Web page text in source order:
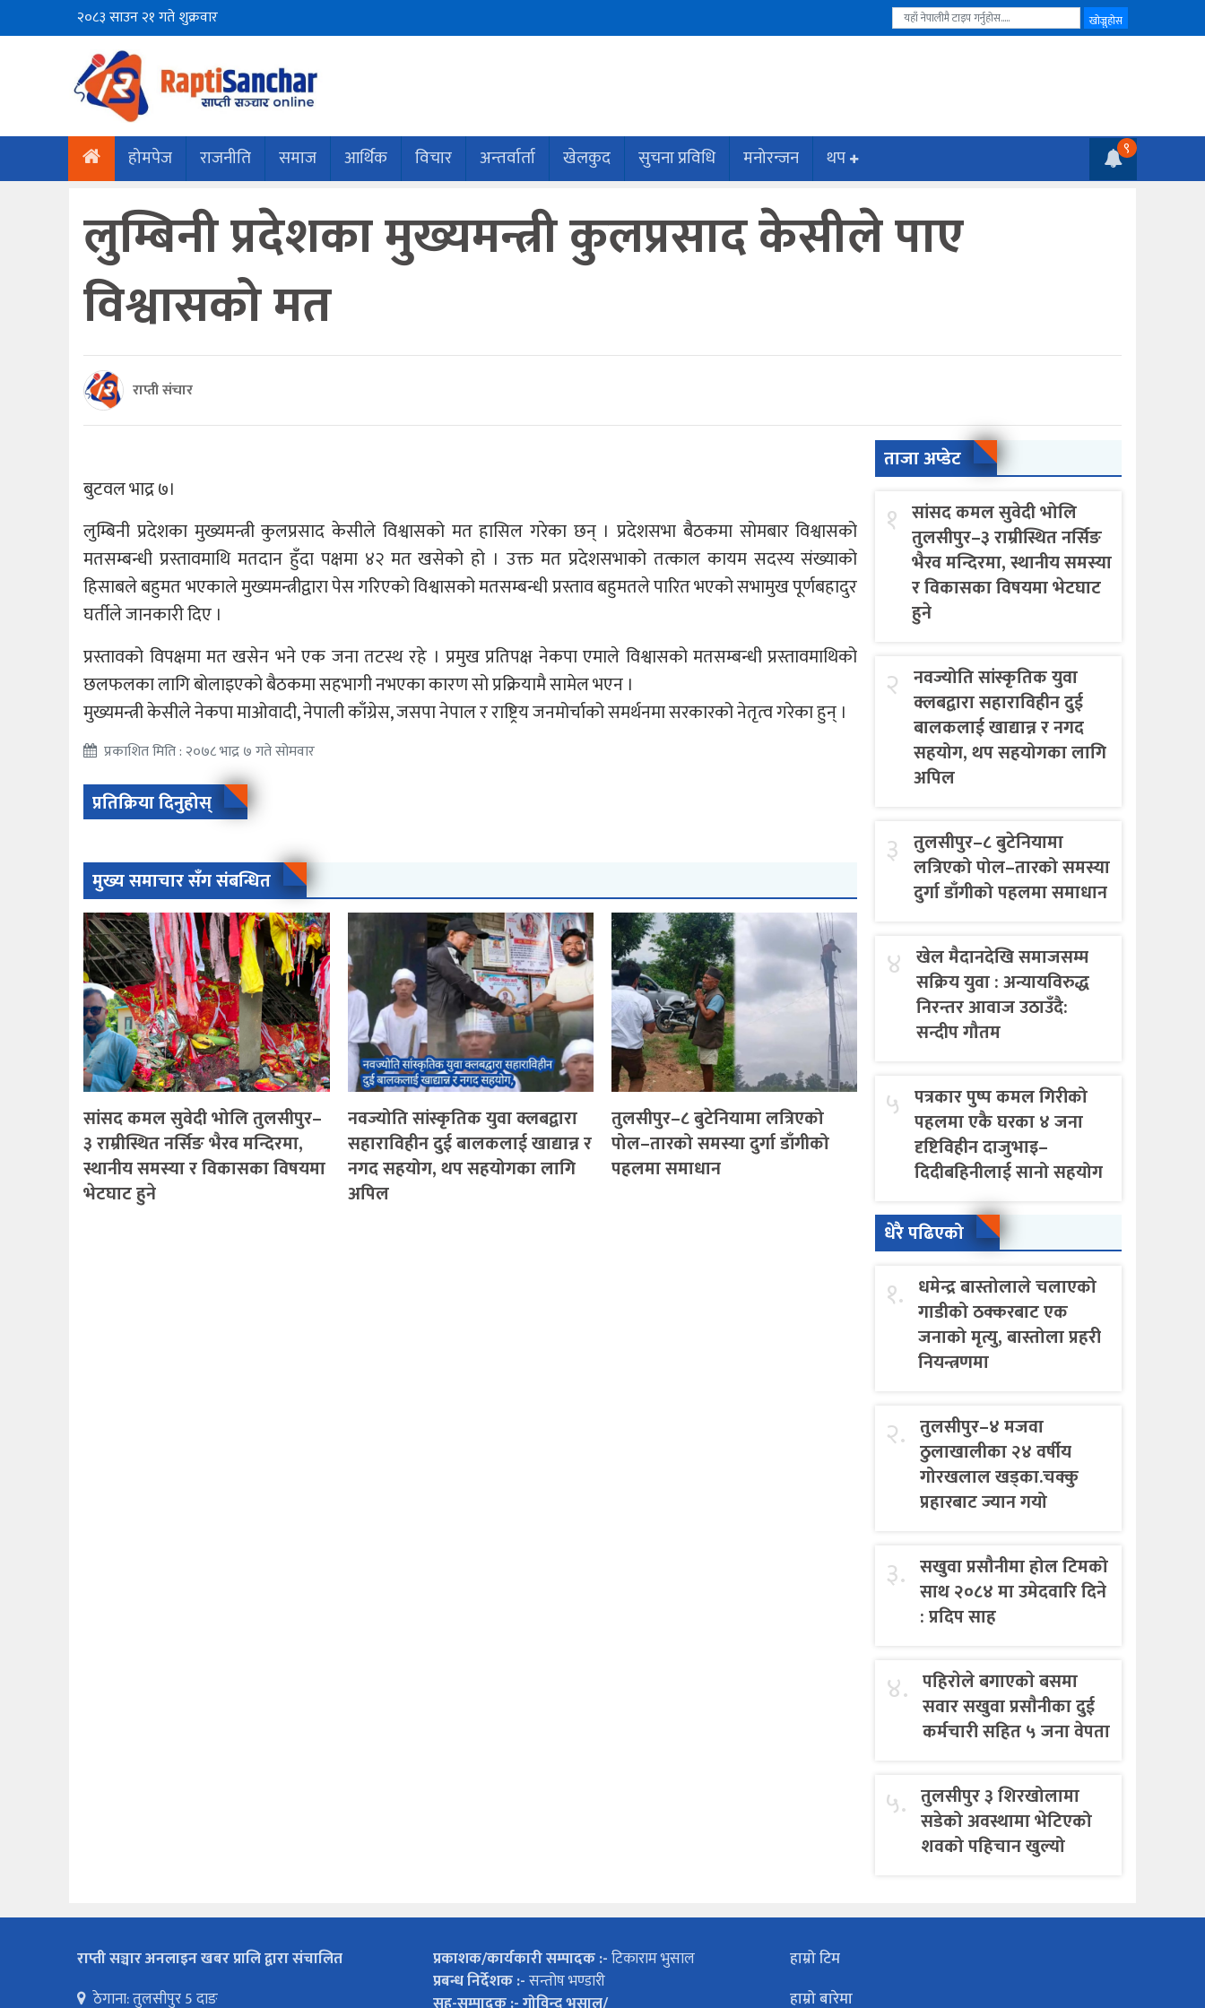
२०८३ साउन २१ गते शुक्रवार
होमपेज राजनीति समाज आर्थिक विचार अन्तर्वार्ता खेलकुद सुचना प्रविधि मनोरन्जन थप ९
लुम्बिनी प्रदेशका मुख्यमन्त्री कुलप्रसाद केसीले पाए
विश्वासको मत
राप्ती संचार
बुटवल भाद्र ७।
लुम्बिनी प्रदेशका मुख्यमन्त्री कुलप्रसाद केसीले विश्वासको मत हासिल गरेका छन् । प्रदेशसभा बैठकमा सोमबार विश्वासको
मतसम्बन्धी प्रस्तावमाथि मतदान हुँदा पक्षमा ४२ मत खसेको हो । उक्त मत प्रदेशसभाको तत्काल कायम सदस्य संख्याको
हिसाबले बहुमत भएकाले मुख्यमन्त्रीद्वारा पेस गरिएको विश्वासको मतसम्बन्धी प्रस्ताव बहुमतले पारित भएको सभामुख पूर्णबहादुर
घर्तीले जानकारी दिए ।
प्रस्तावको विपक्षमा मत खसेन भने एक जना तटस्थ रहे । प्रमुख प्रतिपक्ष नेकपा एमाले विश्वासको मतसम्बन्धी प्रस्तावमाथिको
छलफलका लागि बोलाइएको बैठकमा सहभागी नभएका कारण सो प्रक्रियामै सामेल भएन ।
मुख्यमन्त्री केसीले नेकपा माओवादी, नेपाली काँग्रेस, जसपा नेपाल र राष्ट्रिय जनमोर्चाको समर्थनमा सरकारको नेतृत्व गरेका हुन् ।
प्रकाशित मिति : २०७८ भाद्र ७ गते सोमवार
प्रतिक्रिया दिनुहोस्
मुख्य समाचार सँग संबन्धित
सांसद कमल सुवेदी भोलि तुलसीपुर–
३ राम्रीस्थित नर्सिङ भैरव मन्दिरमा,
स्थानीय समस्या र विकासका विषयमा
भेटघाट हुने
नवज्योति सांस्कृतिक युवा क्लबद्वारा
सहाराविहीन दुई बालकलाई खाद्यान्न र
नगद सहयोग, थप सहयोगका लागि
अपिल
तुलसीपुर–८ बुटेनियामा लत्रिएको
पोल–तारको समस्या दुर्गा डाँगीको
पहलमा समाधान
ताजा अप्डेट
१ सांसद कमल सुवेदी भोलि
तुलसीपुर–३ राम्रीस्थित नर्सिङ
भैरव मन्दिरमा, स्थानीय समस्या
र विकासका विषयमा भेटघाट
हुने
२ नवज्योति सांस्कृतिक युवा
क्लबद्वारा सहाराविहीन दुई
बालकलाई खाद्यान्न र नगद
सहयोग, थप सहयोगका लागि
अपिल
३ तुलसीपुर–८ बुटेनियामा
लत्रिएको पोल–तारको समस्या
दुर्गा डाँगीको पहलमा समाधान
४ खेल मैदानदेखि समाजसम्म
सक्रिय युवा : अन्यायविरुद्ध
निरन्तर आवाज उठाउँदै:
सन्दीप गौतम
५ पत्रकार पुष्प कमल गिरीको
पहलमा एकै घरका ४ जना
दृष्टिविहीन दाजुभाइ–
दिदीबहिनीलाई सानो सहयोग
धेरै पढिएको
१. धमेन्द्र बास्तोलाले चलाएको
गाडीको ठक्करबाट एक
जनाको मृत्यु, बास्तोला प्रहरी
नियन्त्रणमा
२. तुलसीपुर–४ मजवा
ठुलाखालीका २४ वर्षीय
गोरखलाल खड्का.चक्कु
प्रहारबाट ज्यान गयो
३. सखुवा प्रसौनीमा होल टिमको
साथ २०८४ मा उमेदवारि दिने
: प्रदिप साह
४. पहिराेले बगाएकाे बसमा
सवार सखुवा प्रसाैनीका दुई
कर्मचारी सहित ५ जना वेपता
५. तुलसीपुर ३ शिरखोलामा
सडेको अवस्थामा भेटिएको
शवको पहिचान खुल्यो
राप्ती सञ्चार अनलाइन खबर प्रालि द्वारा संचालित
ठेगाना: तुलसीपुर 5 दाङ
प्रकाशक/कार्यकारी सम्पादक :-टिकाराम भुसाल
प्रबन्ध निर्देशक :-सन्तोष भण्डारी
हाम्रो टिम
हाम्रो बारेमा